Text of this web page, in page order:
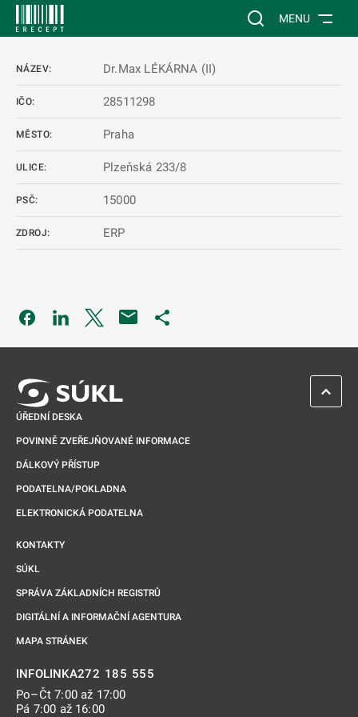
Vyhledávání na
MENU
NÁZEV: Dr.Max LÉKÁRNA (II)
IČO: 28511298
MĚSTO: Praha
ULICE: Plzeňská 233/8
PSČ: 15000
ZDROJ: ERP
Odkaz se otevře na nové kartě
Odkaz se otevře na nové kartě
Odkaz se otevře na nové kartě
ÚŘEDNÍ DESKA
POVINNĚ ZVEŘEJŇOVANÉ INFORMACE
DÁLKOVÝ PŘÍSTUP
PODATELNA/POKLADNA
ELEKTRONICKÁ PODATELNA
KONTAKTY
SÚKL
SPRÁVA ZÁKLADNÍCH REGISTRŮ
DIGITÁLNÍ A INFORMAČNÍ AGENTURA
MAPA STRÁNEK
INFOLINKA272 185 555
Po–Čt 7:00 až 17:00
Pá 7:00 až 16:00
ZPĚT